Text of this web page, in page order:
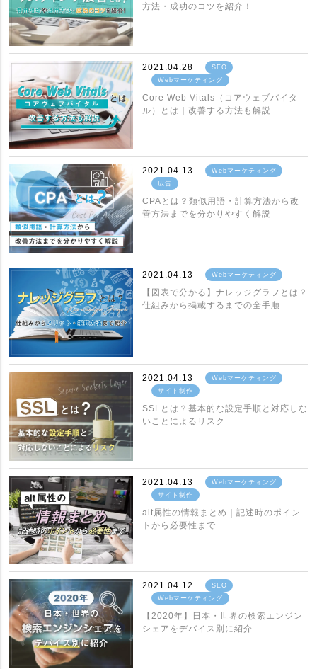
方法・成功のコツを紹介！
2021.04.28
SEO
Webマーケティング
Core Web Vitals（コアウェブバイタ
ル）とは｜改善する方法も解説
2021.04.13
Webマーケティング
広告
CPAとは？類似用語・計算方法から改
善方法までを分かりやすく解説
2021.04.13 Webマーケティング
【図表で分かる】ナレッジグラフとは？
仕組みから掲載するまでの全手順
2021.04.13
Webマーケティング
サイト制作
SSLとは？基本的な設定手順と対応しな
いことによるリスク
2021.04.13
Webマーケティング
サイト制作
alt属性の情報まとめ｜記述時のポイン
トから必要性まで
2021.04.12
SEO
Webマーケティング
【2020年】日本・世界の検索エンジン
シェアをデバイス別に紹介